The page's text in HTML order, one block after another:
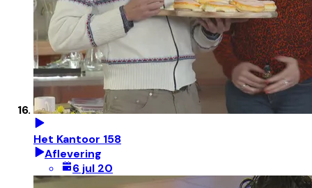
Het Kantoor 158
Aflevering
6 jul 20